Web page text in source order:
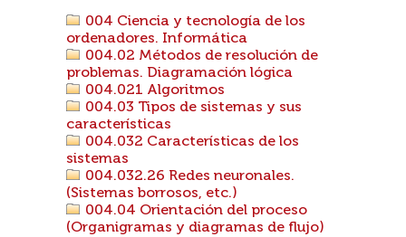
004 Ciencia y tecnología de los
ordenadores. Informática
004.02 Métodos de resolución de
problemas. Diagramación lógica
004.021 Algoritmos
004.03 Tipos de sistemas y sus
características
004.032 Características de los
sistemas
004.032.26 Redes neuronales.
(Sistemas borrosos, etc.)
004.04 Orientación del proceso
(Organigramas y diagramas de flujo)